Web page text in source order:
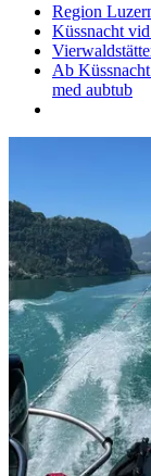
Region
Küssnacht
Ab
med aubtub